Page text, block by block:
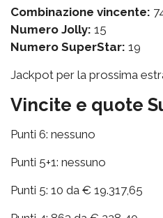
Combinazione vincente:
Numero Jolly: 15
Numero SuperStar: 19
Jackpot per la prossima
Vincite e quote
Punti 6: nessuno
Punti 5+1: nessuno
Punti 5: 10 da € 19.317,65